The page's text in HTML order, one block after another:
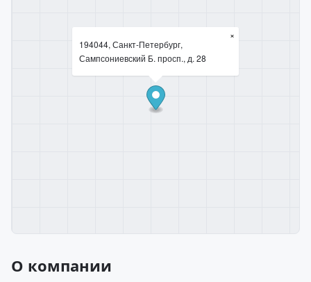
194044, Санкт-Петербург,
Сампсониевский Б. просп., д. 28
×
О компании